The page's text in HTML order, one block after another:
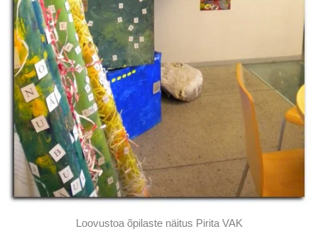
Loovustoa õpilaste näitus Pirita VAK